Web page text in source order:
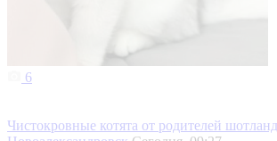
6
Чистокровные котята от родителей